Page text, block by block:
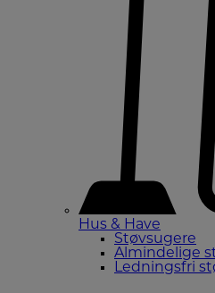
Hus & Have
Støvsugere
Almindelige
Ledningsfri